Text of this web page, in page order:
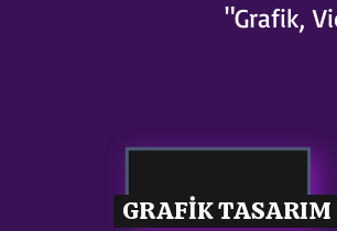
"Grafik,
GRAFİK TASARIM